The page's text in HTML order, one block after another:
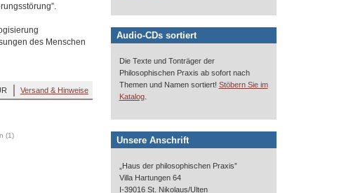
des Menschen
Versand & Hinweise
(1)
Audio-CDs sortiert
Die Texte und Tonträger der
Philosophischen Praxis ab sofort nach
Themen und Namen sortiert! Stöbern Sie im
Katalog.
Unsere Anschrift
„Haus der philosophischen Praxis”
Villa Hartungen 64
I-39016 St. Nikolaus/Ulten